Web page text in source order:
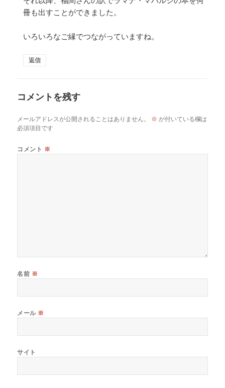
冊も出すことができました。
いろいろなご縁でつながっていますね。
返信
コメントを残す
メールアドレスが公開されることはありません。 ※ が付いている欄は
必須項目です
コメント ※
名前 ※
メール ※
サイト